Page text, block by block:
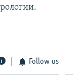
Follow us